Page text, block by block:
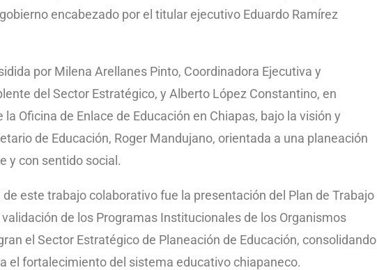
encabezado por el titular ejecutivo Eduardo Ramírez
por Milena Arellanes Pinto, Coordinadora Ejecutiva y
del Sector Estratégico, y Alberto López Constantino, en
Oficina de Enlace de Educación en Chiapas, bajo la visión y
de Educación, Roger Mandujano, orientada a una planeación
y con sentido social.
este trabajo colaborativo fue la presentación del Plan de Trabajo
de los Programas Institucionales de los Organismos
el Sector Estratégico de Planeación de Educación, consolidando
el fortalecimiento del sistema educativo chiapaneco.